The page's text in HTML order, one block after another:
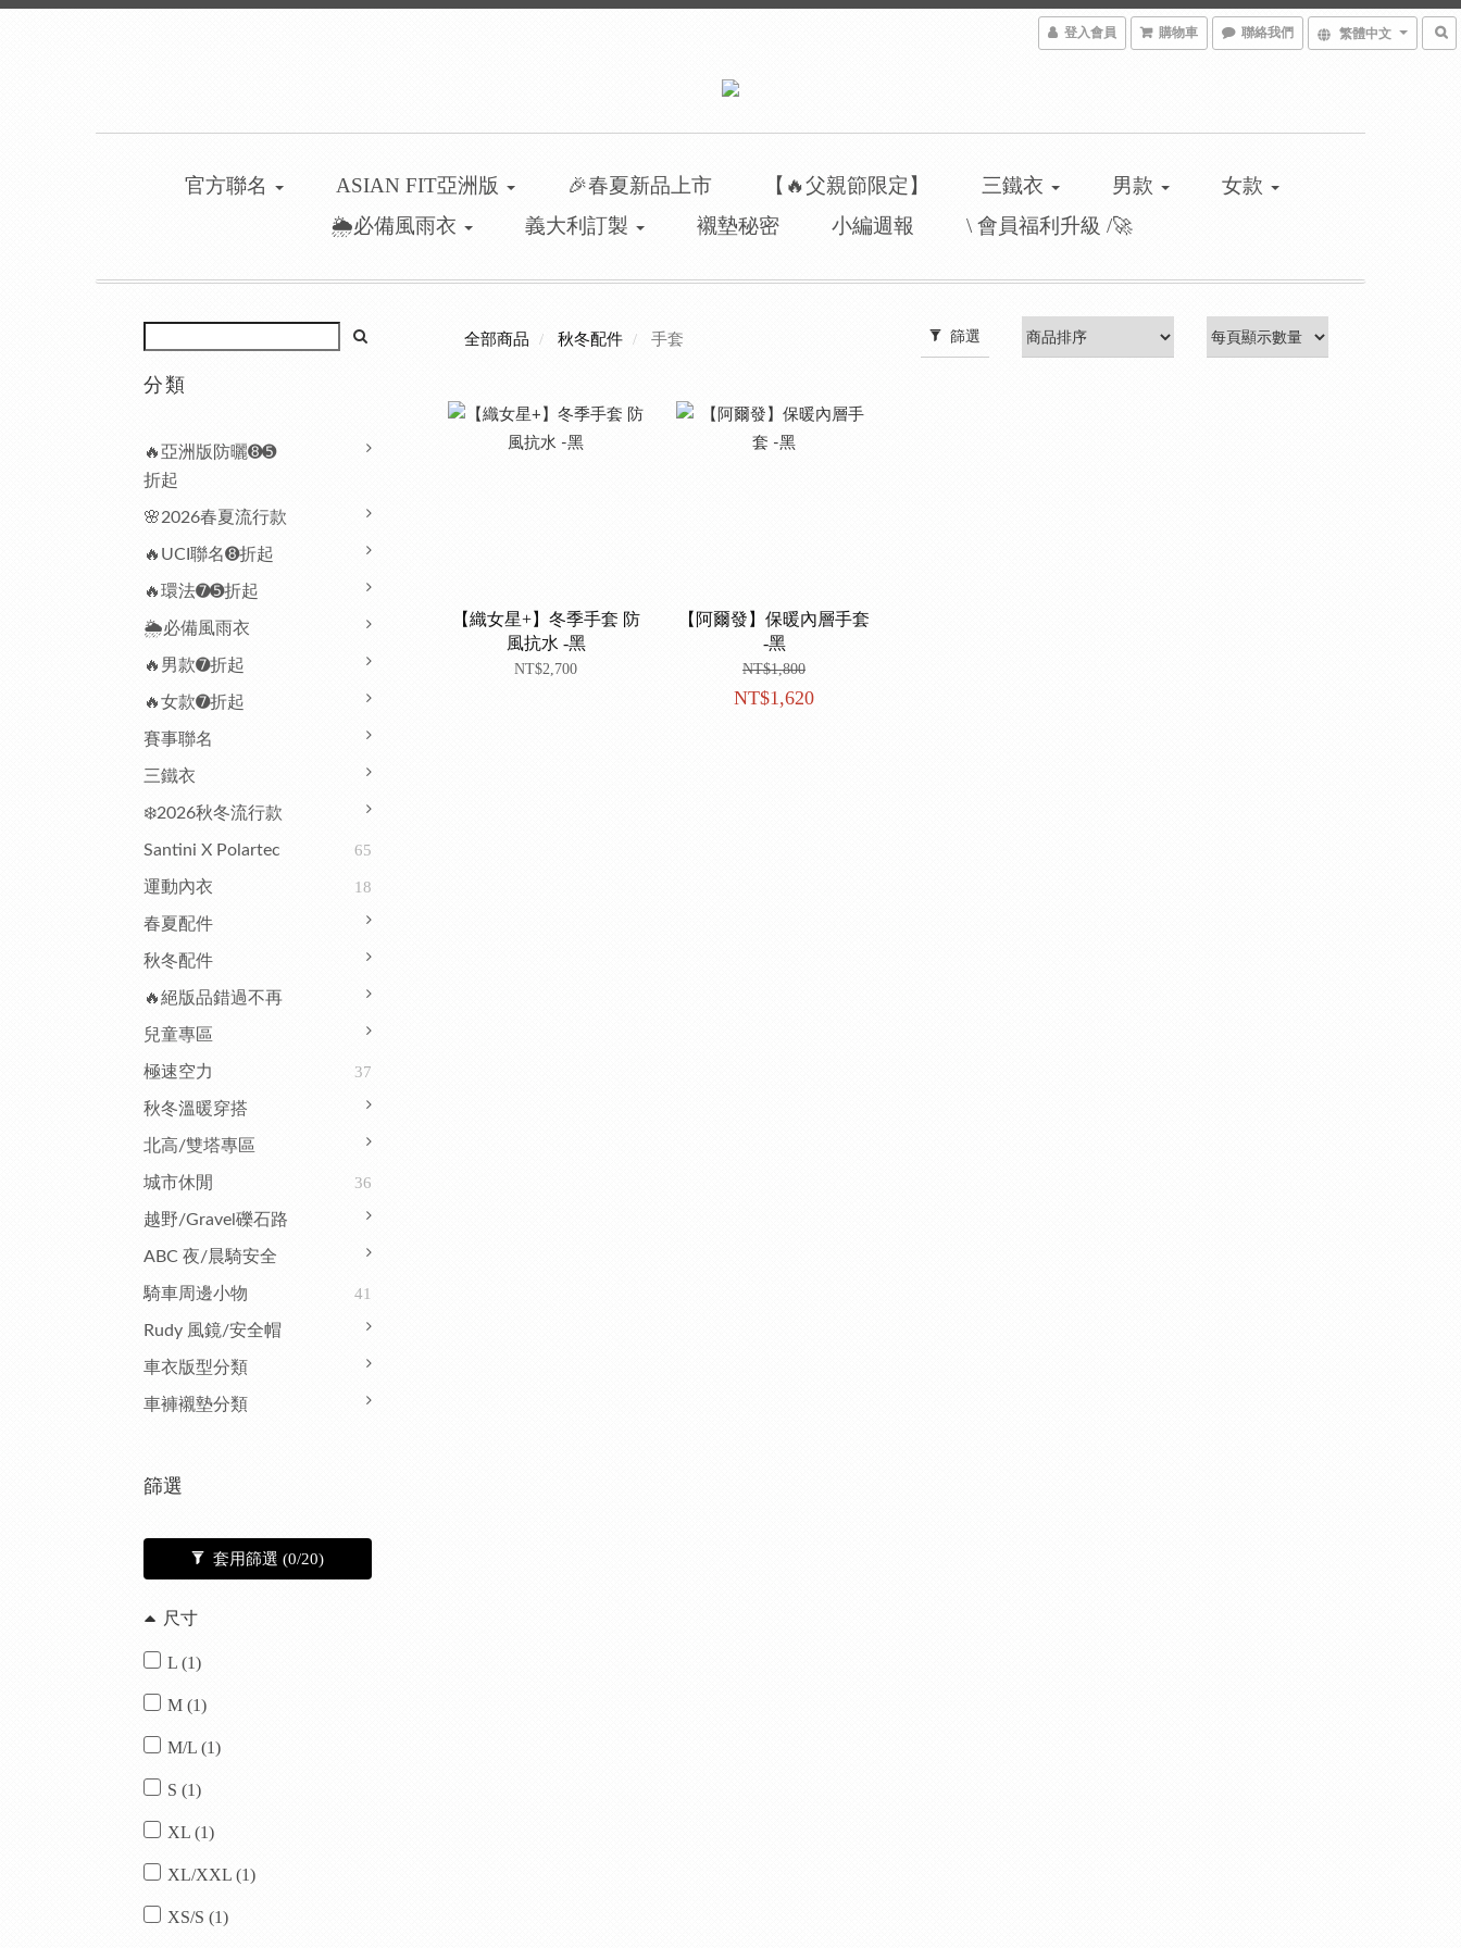
登入會員 購物車 聯絡我們 繁體中文
官方聯名 ASIAN FIT亞洲版 🎉春夏新品上市 【🔥父親節限定】 三鐵衣 男款
女款
🌦️必備風雨衣
義大利訂製 襯墊秘密 小編週報 \ 會員福利升級 /🚀
分類
🔥亞洲版防曬➑➎
折起
🌸2026春夏流行款
🔥UCI聯名➑折起
🔥環法➐➎折起
🌦️必備風雨衣
🔥男款➐折起
🔥女款➐折起
賽事聯名
三鐵衣
❄️2026秋冬流行款
Santini X Polartec 65
運動內衣 18
春夏配件
秋冬配件
🔥絕版品錯過不再
兒童專區
極速空力 37
秋冬溫暖穿搭
北高/雙塔專區
城市休閒 36
越野/Gravel礫石路
ABC 夜/晨騎安全
騎車周邊小物 41
Rudy 風鏡/安全帽
車衣版型分類
車褲襯墊分類
篩選
套用篩選 (0/20)
尺寸
L (1)
M (1)
M/L (1)
S (1)
XL (1)
XL/XXL (1)
XS/S (1)
篩選
全部商品 秋冬配件 手套
【織女星+】冬季手套 防
風抗水 -黑
NT$2,700
【阿爾發】保暖內層手套
-黑
NT$1,800
NT$1,620